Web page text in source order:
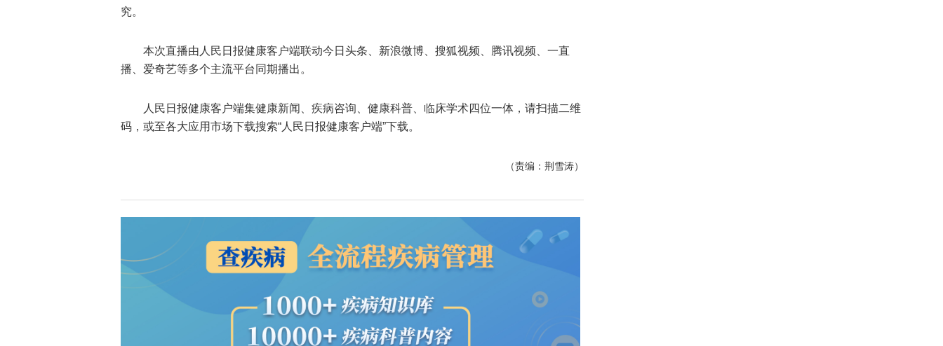
究。
本次直播由人民日报健康客户端联动今日头条、新浪微博、搜狐视频、腾讯视频、一直
播、爱奇艺等多个主流平台同期播出。
人民日报健康客户端集健康新闻、疾病咨询、健康科普、临床学术四位一体，请扫描二维
码，或至各大应用市场下载搜索“人民日报健康客户端”下载。
（责编：荆雪涛）